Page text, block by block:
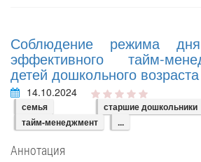
Соблюдение режима
эффективного тайм-
детей дошкольного возраста
14.10.2024
семья старшие дошкольники
тайм-менеджмент
...
Аннотация